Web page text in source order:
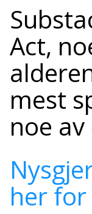
Act,
mest
noe
her